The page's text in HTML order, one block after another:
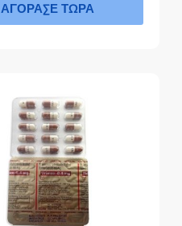
ΑΓΟΡΑΣΕ ΤΩΡΑ